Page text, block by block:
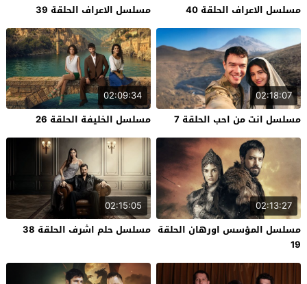
مسلسل الاعراف الحلقة 40
مسلسل الاعراف الحلقة 39
02:18:07
مسلسل انت من احب الحلقة 7
02:09:34
مسلسل الخليفة الحلقة 26
02:13:27
مسلسل المؤسس اورهان الحلقة
19
02:15:05
مسلسل حلم اشرف الحلقة 38